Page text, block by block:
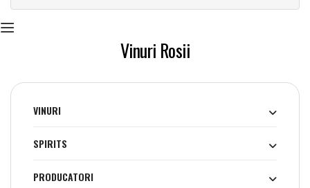
Vinuri Rosii
VINURI
SPIRITS
PRODUCATORI